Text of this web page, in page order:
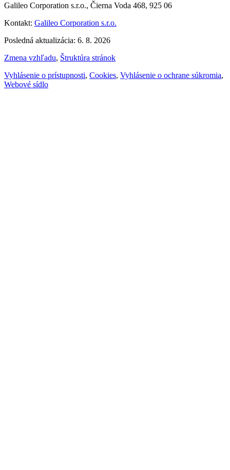
Galileo Corporation s.r.o., Čierna Voda 468, 925 06
Kontakt: Galileo Corporation s.r.o.
Posledná aktualizácia: 6. 8. 2026
Zmena vzhľadu, Štruktúra stránok
Vyhlásenie o prístupnosti, Cookies, Vyhlásenie o ochrane súkromia,
Webové sídlo